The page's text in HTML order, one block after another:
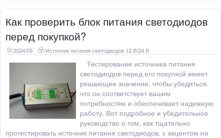
Как проверить блок питания светодиодов
перед покупкой?
2024/05 Источник питания светодиодов 12 В/24 В
Тестирование источника питания
светодиодов перед его покупкой имеет
решающее значение, чтобы убедиться,
что он соответствует вашим
потребностям и обеспечивает надежную
работу. Вот подробное и убедительное
руководство о том, как тщательно
протестировать источник питания светодиодов, с акцентом на